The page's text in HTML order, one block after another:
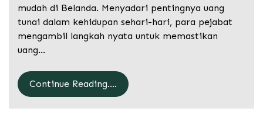
mudah di Belanda. Menyadari pentingnya uang
tunai dalam kehidupan sehari-hari, para pejabat
mengambil langkah nyata untuk memastikan
uang…
Continue Reading....